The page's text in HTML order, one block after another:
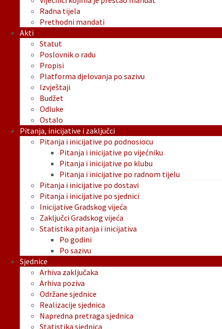
Radna tijela
Prethodni mandati
Akti
Statut
Poslovnik o radu
Propisi
Platforma djelovanja po sazivu
Izvještaji
Budžet
Odluke
Ostalo
Pitanja, inicijative i zaključci
Pitanja i inicijative po podnosiocu
Pitanja i inicijative po vijećniku
Pitanja i inicijative po klubu
Pitanja i inicijative po radnom tijelu
Pitanja i inicijative po dostavi
Pitanja i inicijative po sjednici
Inicijative Gradskog vijeća
Zaključci Gradskog vijeća
Statistika pitanja i inicijativa
Po godini
Po sazivu
Sjednice
Arhiva zaključaka
Arhiva poziva
Održane sjednice
Realizacije sjednica
Napredna pretraga sjednica
Statistika sjednica